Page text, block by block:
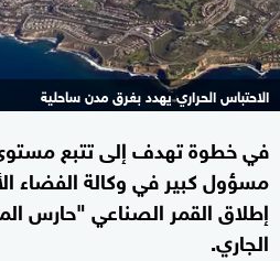
الاحتباس الحراري يهدد بغرق مدن ساحلية
في خطوة تهدف إلى تتبع
مسؤول كبير في وكالة الفضاء
إطلاق القمر الصناعي "حارس
الجاري.